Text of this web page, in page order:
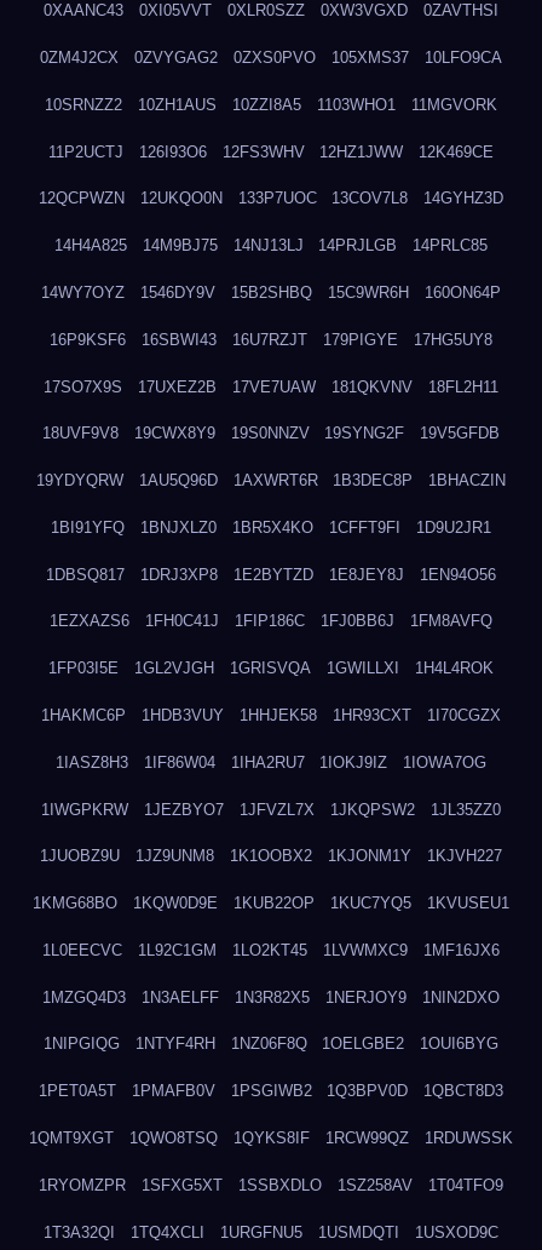
0XAANC43 0XI05VVT 0XLR0SZZ 0XW3VGXD 0ZAVTHSI
0ZM4J2CX 0ZVYGAG2 0ZXS0PVO 105XMS37 10LFO9CA
10SRNZZ2 10ZH1AUS 10ZZI8A5 1103WHO1 11MGVORK
11P2UCTJ 126I93O6 12FS3WHV 12HZ1JWW 12K469CE
12QCPWZN 12UKQO0N 133P7UOC 13COV7L8 14GYHZ3D
14H4A825 14M9BJ75 14NJ13LJ 14PRJLGB 14PRLC85
14WY7OYZ 1546DY9V 15B2SHBQ 15C9WR6H 160ON64P
16P9KSF6 16SBWI43 16U7RZJT 179PIGYE 17HG5UY8
17SO7X9S 17UXEZ2B 17VE7UAW 181QKVNV 18FL2H11
18UVF9V8 19CWX8Y9 19S0NNZV 19SYNG2F 19V5GFDB
19YDYQRW 1AU5Q96D 1AXWRT6R 1B3DEC8P 1BHACZIN
1BI91YFQ 1BNJXLZ0 1BR5X4KO 1CFFT9FI 1D9U2JR1
1DBSQ817 1DRJ3XP8 1E2BYTZD 1E8JEY8J 1EN94O56
1EZXAZS6 1FH0C41J 1FIP186C 1FJ0BB6J 1FM8AVFQ
1FP03I5E 1GL2VJGH 1GRISVQA 1GWILLXI 1H4L4ROK
1HAKMC6P 1HDB3VUY 1HHJEK58 1HR93CXT 1I70CGZX
1IASZ8H3 1IF86W04 1IHA2RU7 1IOKJ9IZ 1IOWA7OG
1IWGPKRW 1JEZBYO7 1JFVZL7X 1JKQPSW2 1JL35ZZ0
1JUOBZ9U 1JZ9UNM8 1K1OOBX2 1KJONM1Y 1KJVH227
1KMG68BO 1KQW0D9E 1KUB22OP 1KUC7YQ5 1KVUSEU1
1L0EECVC 1L92C1GM 1LO2KT45 1LVWMXC9 1MF16JX6
1MZGQ4D3 1N3AELFF 1N3R82X5 1NERJOY9 1NIN2DXO
1NIPGIQG 1NTYF4RH 1NZ06F8Q 1OELGBE2 1OUI6BYG
1PET0A5T 1PMAFB0V 1PSGIWB2 1Q3BPV0D 1QBCT8D3
1QMT9XGT 1QWO8TSQ 1QYKS8IF 1RCW99QZ 1RDUWSSK
1RYOMZPR 1SFXG5XT 1SSBXDLO 1SZ258AV 1T04TFO9
1T3A32QI 1TQ4XCLI 1URGFNU5 1USMDQTI 1USXOD9C